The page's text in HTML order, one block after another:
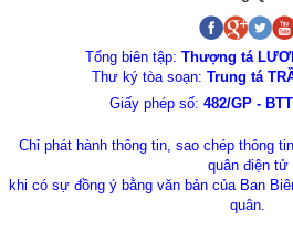
Tổng biên tập: Thượng tá
Thư ký tòa soạn: Trung tá
Giấy phép số: 482/GP -
Chỉ phát hành thông tin, sao chép thông
quân điện tử
khi có sự đồng ý bằng văn bản của Ban
quân.